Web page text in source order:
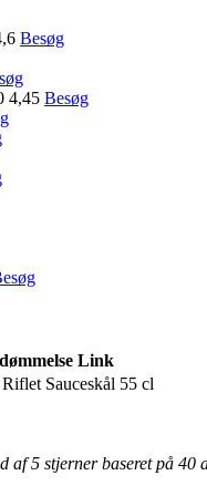
Besøg
4,45 Besøg
Link
Sauceskål 55 cl
af 5 stjerner baseret på 40